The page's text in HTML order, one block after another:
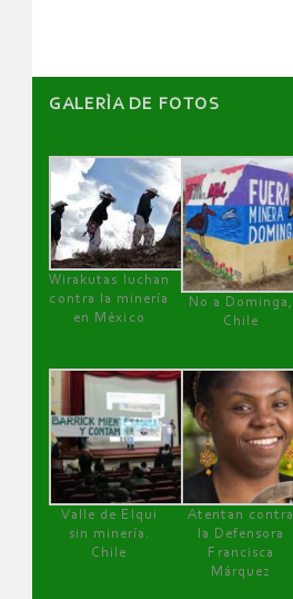
GALERÌA DE FOTOS
Wirakutas luchan
contra la minería
en México
No a Dominga,
Chile
Valle de Elqui
sin minería.
Chile
Atentan contra
la Defensora
Francisca
Márquez